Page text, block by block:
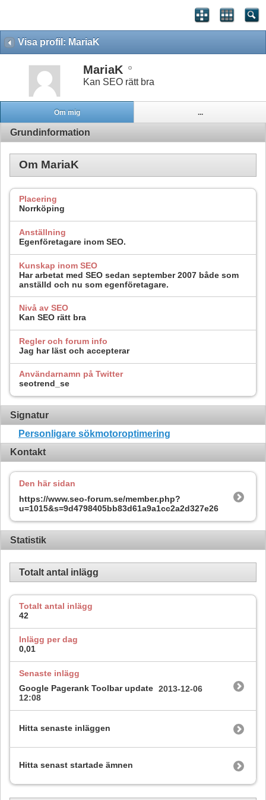
Visa profil: MariaK
MariaK
Kan SEO rätt bra
Om mig ...
Grundinformation
Om MariaK
Placering
Norrköping
Anställning
Egenföretagare inom SEO.
Kunskap inom SEO
Har arbetat med SEO sedan september 2007 både som
anställd och nu som egenföretagare.
Nivå av SEO
Kan SEO rätt bra
Regler och forum info
Jag har läst och accepterar
Användarnamn på Twitter
seotrend_se
Signatur
Personligare sökmotoroptimering
Kontakt
Den här sidan
https://www.seo-forum.se/member.php?
u=1015&s=9d4798405bb83d61a9a1cc2a2d327e26
Statistik
Totalt antal inlägg
Totalt antal inlägg
42
Inlägg per dag
0,01
Senaste inlägg
Google Pagerank Toolbar update 2013-12-06
12:08
Hitta senaste inläggen
Hitta senast startade ämnen